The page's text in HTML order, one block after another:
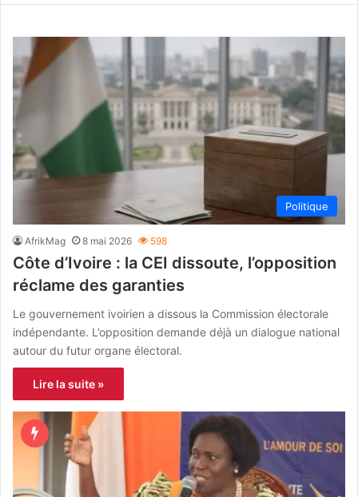
Politique
AfrikMag 8 mai 2026 598
Côte d’Ivoire : la CEI dissoute, l’opposition
réclame des garanties
Le gouvernement ivoirien a dissous la Commission électorale
indépendante. L’opposition demande déjà un dialogue national
autour du futur organe électoral.
Lire la suite »